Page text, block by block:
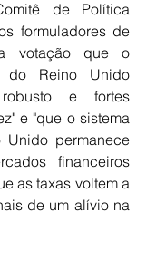
de Política
formuladores de
votação que o
do Reino Unido
e fortes
e "que o sistema
permanece
financeiros
as taxas voltem a
de um alívio na